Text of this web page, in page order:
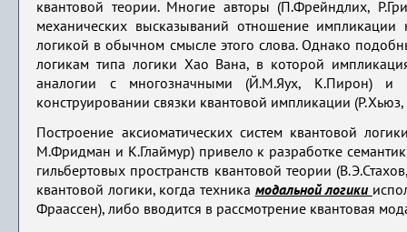
квантовой теории. Многие авторы (П.Фрейндлих,
механических высказываний отношение импликации
логикой в обычном смысле этого слова. Однако
логикам типа логики Хао Вана, в которой
аналогии с многозначными (Й.М.Яух, К.Пирон) и
конструировании связки квантовой импликации
Построение аксиоматических систем квантовой
М.Фридман и К.Глаймур) привело к разработке
гильбертовых пространств квантовой теории
квантовой логики, когда техника модальной логики
Фраассен), либо вводится в рассмотрение квантовая